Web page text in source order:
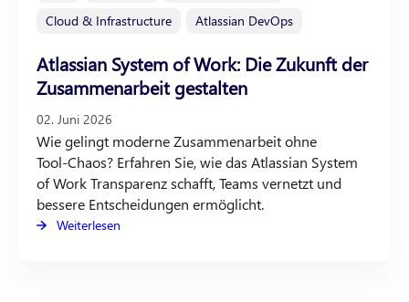
Cloud & Infrastructure
Atlassian DevOps
Atlassian System of Work: Die Zukunft der
Zusammenarbeit gestalten
02. Juni 2026
Wie gelingt moderne Zusammenarbeit ohne
Tool‑Chaos? Erfahren Sie, wie das Atlassian System
of Work Transparenz schafft, Teams vernetzt und
bessere Entscheidungen ermöglicht.
Weiterlesen